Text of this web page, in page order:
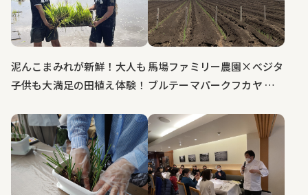
泥んこまみれが新鮮！大人も
子供も大満足の田植え体験！
馬場ファミリー農園×べジタ
ブルテーマパークフカヤ ｜
ぎのオーナーになって定植か
ら収穫までを体験！